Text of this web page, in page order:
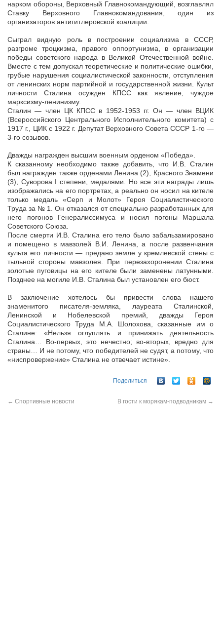
нарком обороны, Верховный Главнокомандующий, возглавлял
Ставку Верховного Главнокомандования, один из
организаторов антигитлеровской коалиции.
Сыграл видную роль в построении социализма в СССР,
разгроме троцкизма, правого оппортунизма, в организации
победы советского народа в Великой Отечественной войне.
Вместе с тем допускал теоретические и политические ошибки,
грубые нарушения социалистической законности, отступления
от ленинских норм партийной и государственной жизни. Культ
личности Сталина осужден КПСС как явление, чуждое
марксизму-ленинизму.
Сталин — член ЦК КПСС в 1952-1953 гг. Он — член ВЦИК
(Всероссийского Центрального Исполнительного комитета) с
1917 г., ЦИК с 1922 г. Депутат Верховного Совета СССР 1-го —
3-го созывов.
Дважды награжден высшим военным орденом «Победа».
К сказанному необходимо также добавить, что И.В. Сталин
был награжден также орденами Ленина (2), Красного Знамени
(3), Суворова I степени, медалями. Но все эти награды лишь
изображались на его портретах, а реально он носил на кителе
только медаль «Серп и Молот» Героя Социалистического
Труда за № 1. Он отказался от специально разработанных для
него погонов Генералиссимуса и носил погоны Маршала
Советского Союза.
После смерти И.В. Сталина его тело было забальзамировано
и помещено в мавзолей В.И. Ленина, а после развенчания
культа его личности — предано земле у кремлевской стены с
тыльной стороны мавзолея. При перезахоронении Сталина
золотые пуговицы на его кителе были заменены латунными.
Позднее на могиле И.В. Сталина был установлен его бюст.
В заключение хотелось бы привести слова нашего
знаменитого писателя-земляка, лауреата Сталинской,
Ленинской и Нобелевской премий, дважды Героя
Социалистического Труда М.А. Шолохова, сказанные им о
Сталине: «Нельзя оглуплять и принижать деятельность
Сталина… Во-первых, это нечестно; во-вторых, вредно для
страны… И не потому, что победителей не судят, а потому, что
«ниспровержение» Сталина не отвечает истине».
Поделиться
← Спортивные новости В гости к морякам-подводникам →